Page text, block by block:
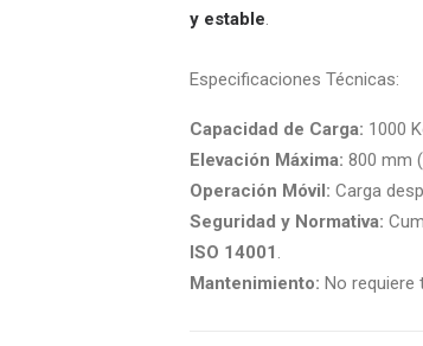
y estable.
Especificaciones Técnicas:
Capacidad de Carga: 1000
Elevación Máxima: 800 mm
Operación Móvil: Carga
Seguridad y Normativa:
ISO 14001 .
Mantenimiento: No requiere